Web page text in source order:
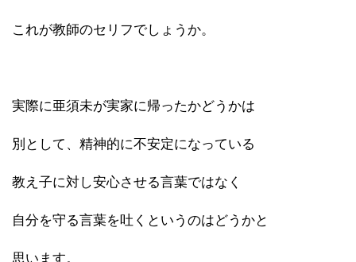
これが教師のセリフでしょうか。
実際に亜須未が実家に帰ったかどうかは
別として、精神的に不安定になっている
教え子に対し安心させる言葉ではなく
自分を守る言葉を吐くというのはどうかと
思います。